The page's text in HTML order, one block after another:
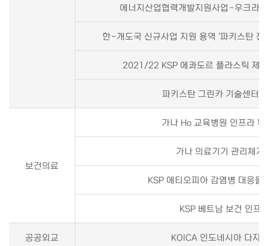
에너지산업협력개발지원사업-우크라
한-개도국 신규사업 지원 용역 '파키스탄
2021/22 KSP 에콰도르 플라스틱 제
파키스탄 그린카 기술센터
보건의료
가나 Ho 교육병원 인프라
가나 의료기기 관리체
KSP 에티오피아 감염병 대응을
KSP 베트남 보건 인프
공공외교 KOICA 인도네시아 다자